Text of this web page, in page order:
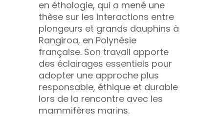
en éthologie, qui a mené une
thèse sur les interactions entre
plongeurs et grands dauphins à
Rangiroa, en Polynésie
française. Son travail apporte
des éclairages essentiels pour
adopter une approche plus
responsable, éthique et durable
lors de la rencontre avec les
mammifères marins.